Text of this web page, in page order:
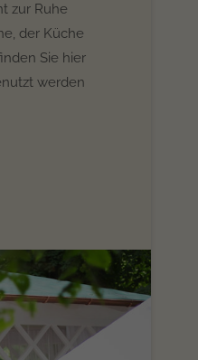
zur Ruhe
der Küche
Sie hier
werden